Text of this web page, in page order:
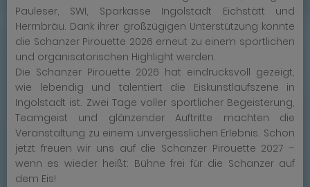
Pauleser, SWI, Sparkasse Ingolstadt Eichstätt und
Herrnbräu. Dank ihrer großzügigen Unterstützung konnte
die Schanzer Pirouette 2026 erneut zu einem sportlichen
und organisatorischen Highlight werden.
Die Schanzer Pirouette 2026 hat eindrucksvoll gezeigt,
wie lebendig und talentiert die Eiskunstlaufszene in
Ingolstadt ist. Zwei Tage voller sportlicher Begeisterung,
Teamgeist und glänzender Auftritte machten die
Veranstaltung zu einem unvergesslichen Erlebnis. Schon
jetzt freuen wir uns auf die Schanzer Pirouette 2027 –
wenn es wieder heißt: Bühne frei für die Schanzer auf
dem Eis!